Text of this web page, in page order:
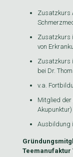
Zusatzkurs
Zusatzkurs
von
Zusatzkurs
bei Dr.
v.a.
Mitglied der
Akupunktur)
Ausbildung
Teemanufaktur